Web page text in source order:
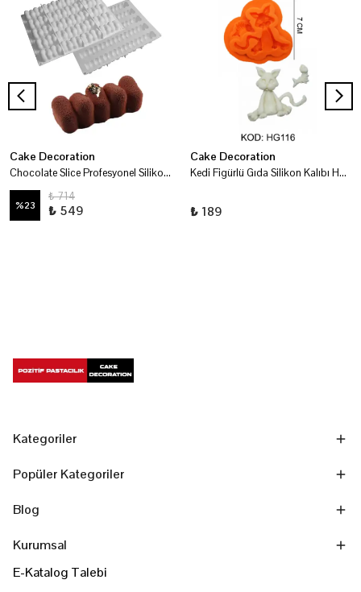
Cake Decoration
Chocolate Slice Profesyonel Silikon Kalıp
%23
₺ 714
₺ 549
Cake Decoration
Kedi Figürlü Gıda Silikon Kalıbı HG116
₺ 189
Kategoriler
Popüler Kategoriler
Blog
Kurumsal
E-Katalog Talebi